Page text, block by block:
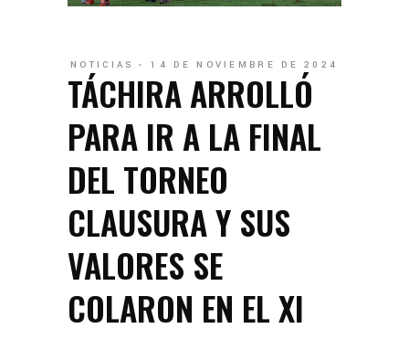
NOTICIAS 14 DE NOVIEMBRE DE 2024
TÁCHIRA ARROLLÓ
PARA IR A LA FINAL
DEL TORNEO
CLAUSURA Y SUS
VALORES SE
COLARON EN EL XI